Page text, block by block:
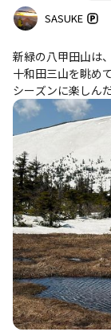
SASUKE
新緑の八甲田山は、ド
十和田三山を眺め
シーズンに楽しん
した。 強風でした
め、ただ山頂は、
ツボらず、縦横無
藪やモンスター達
ろは短いナイフリ
ようです。 池塘もたくさんあって、水芭蕉が咲き始めてました。
酸ヶ湯温泉近辺で
革が最近剥かれている
れましたが、酸ヶ
ーはあったほうが良さそう。 山頂直下か
の滑り後、 よくあ
した。 帰りは新緑の奥入瀬渓谷をゆっくりドライブしてとてもい
い季節です🌲